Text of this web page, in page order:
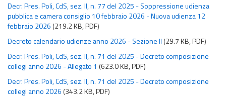
Decr. Pres. Poli, CdS, sez. II, n. 77 del 2025 - Soppressione udienza
pubblica e camera consiglio 10 febbraio 2026 - Nuova udienza 12
febbraio 2026 (219.2 KB, PDF)
Decreto calendario udienze anno 2026 - Sezione II (29.7 KB, PDF)
Decr. Pres. Poli, CdS, sez. II, n. 71 del 2025 - Decreto composizione
collegi anno 2026 - Allegato 1 (623.0 KB, PDF)
Decr. Pres. Poli, CdS, sez. II, n. 71 del 2025 - Decreto composizione
collegi anno 2026 (343.2 KB, PDF)